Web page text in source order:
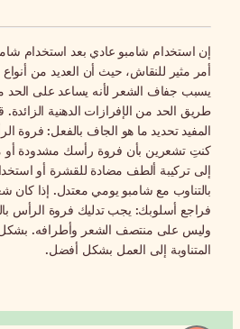
إن استخدام شامبو عادي بعد استخدام
أمر مثير للنقاش، حيث أن العديد من
يسبب جفاف الشعر لأنه يساعد على
طريق الحد من الإفرازات الدهنية
المفيد تحديد ما هو الجاف بالفعل: فروة
كنتِ تشعرين بأن فروة رأسك مشدودة أو
إلى تركيبة ألطف مضادة للقشرة أو
بالتناوب مع شامبو يومي معتدل. إذا
فراجع أسلوبك: يجب تدليك فروة الرأس
وليس على منتصف الشعر وأطرافه. بشكل
المتناوبة إلى العمل بشكل أفضل.